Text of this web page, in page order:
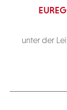
unter der